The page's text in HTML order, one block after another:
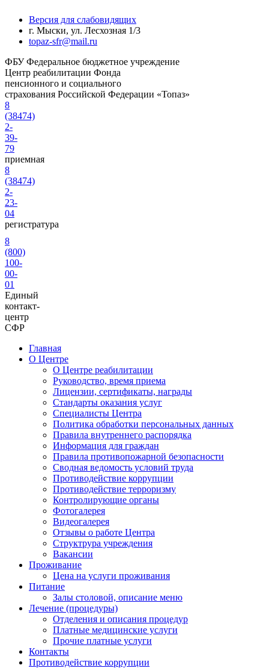
Версия для слабовидящих
г. Мыски, ул. Лесхозная 1/3
topaz-sfr@mail.ru
ФБУ Федеральное бюджетное учреждение
Центр реабилитации Фонда
пенсионного и социального
страхования Российской Федерации «Топаз»
8
(38474)
2-
39-
79
приемная
8
(38474)
2-
23-
04
регистратура
8
(800)
100-
00-
01
Единый
контакт-
центр
СФР
Главная
О Центре
О Центре реабилитации
Руководство, время приема
Лицензии, сертификаты, награды
Стандарты оказания услуг
Специалисты Центра
Политика обработки персональных данных
Правила внутреннего распорядка
Информация для граждан
Правила противопожарной безопасности
Сводная ведомость условий труда
Противодействие коррупции
Противодействие терроризму
Контролирующие органы
Фотогалерея
Видеогалерея
Отзывы о работе Центра
Структрура учреждения
Вакансии
Проживание
Цена на услуги проживания
Питание
Залы столовой, описание меню
Лечение (процедуры)
Отделения и описания процедур
Платные медицинские услуги
Прочие платные услуги
Контакты
Противодействие коррупции